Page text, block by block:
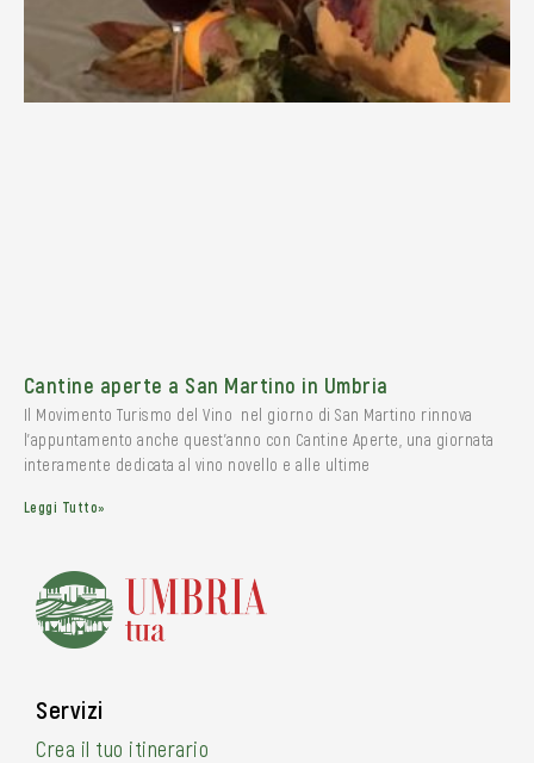
Cantine aperte a San Martino in Umbria
Il Movimento Turismo del Vino nel giorno di San Martino rinnova
l’appuntamento anche quest’anno con Cantine Aperte, una giornata
interamente dedicata al vino novello e alle ultime
Leggi Tutto»
Servizi
Crea il tuo itinerario